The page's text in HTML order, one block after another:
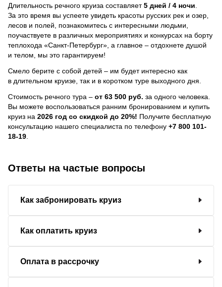
Длительность речного круиза составляет5 дней / 4 ночи
За это время вы успеете увидеть красоты русских рек и озер,
лесов и полей, познакомитесь с интересными людьми,
поучаствуете в различных мероприятиях и конкурсах на борту
теплохода «Санкт-Петербург», а главное – отдохнете душой
и телом, мы это гарантируем!
Смело берите с собой детей – им будет интересно как
в длительном круизе, так и в коротком туре выходного дня.
Стоимость речного тура – от 63 500 руб. за одного человека.
Вы можете воспользоваться ранним бронированием и купить
круиз на 2026 год со скидкой до 20%! Получите бесплатную
консультацию нашего специалиста по телефону +7 800 101-
18-19
Ответы на частые вопросы
Как забронировать круиз
Как оплатить круиз
Оплата в рассрочку